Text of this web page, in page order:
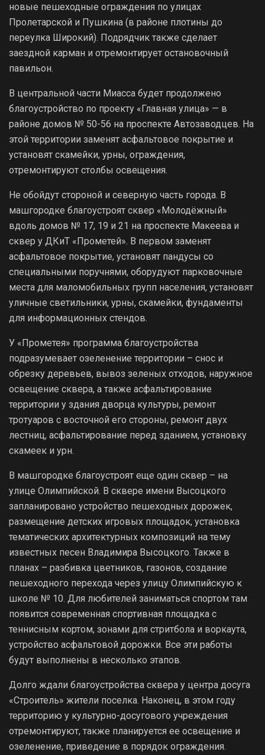
новые пешеходные ограждения по улицах
Пролетарской и Пушкина (в районе плотины до
переулка Широкий). Подрядчик также сделает
заездной карман и отремонтирует остановочный
павильон.
В центральной части Миасса будет продолжено
благоустройство по проекту «Главная улица» — в
районе домов № 50-56 на проспекте Автозаводцев. На
этой территории заменят асфальтовое покрытие и
установят скамейки, урны, ограждения,
отремонтируют столбы освещения.
Не обойдут стороной и северную часть города. В
машгородке благоустроят сквер «Молодёжный»
вдоль домов № 17, 19 и 21 на проспекте Макеева и
сквер у ДКиТ «Прометей». В первом заменят
асфальтовое покрытие, установят пандусы со
специальными поручнями, оборудуют парковочные
места для маломобильных групп населения, установят
уличные светильники, урны, скамейки, фундаменты
для информационных стендов.
У «Прометея» программа благоустройства
подразумевает озеленение территории – снос и
обрезку деревьев, вывоз зеленых отходов, наружное
освещение сквера, а также асфальтирование
территории у здания дворца культуры, ремонт
тротуаров с восточной его стороны, ремонт двух
лестниц, асфальтирование перед зданием, установку
скамеек и урн.
В машгородке благоустроят еще один сквер – на
улице Олимпийской. В сквере имени Высоцкого
запланировано устройство пешеходных дорожек,
размещение детских игровых площадок, установка
тематических архитектурных композиций на тему
известных песен Владимира Высоцкого. Также в
планах – разбивка цветников, газонов, создание
пешеходного перехода через улицу Олимпийскую к
школе № 10. Для любителей заниматься спортом там
появится современная спортивная площадка с
теннисным кортом, зонами для стритбола и воркаута,
устройство асфальтовой дорожки. Все эти работы
будут выполнены в несколько этапов.
Долго ждали благоустройства сквера у центра досуга
«Строитель» жители поселка. Наконец, в этом году
территорию у культурно-досугового учреждения
отремонтируют, также планируется ее освещение и
озеленение, приведение в порядок ограждения.